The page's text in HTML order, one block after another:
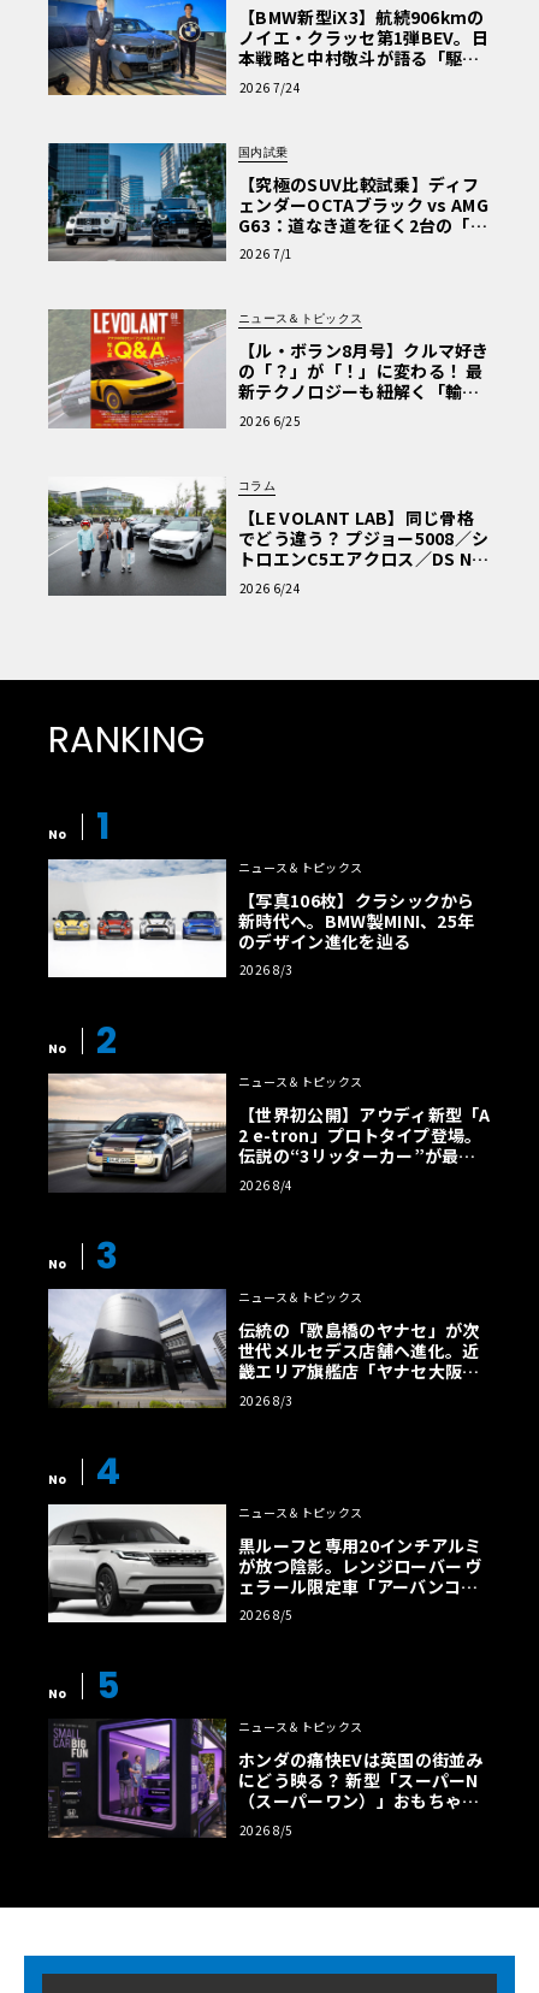
【BMW新型iX3】航続906kmの
ノイエ・クラッセ第1弾BEV。日
本戦略と中村敬斗が語る「駆け
ぬける歓び」
2026 7/24
国内試乗
【究極のSUV比較試乗】ディフ
ェンダーOCTAブラック vs AMG
G63：道なき道を征く2台の「対
極的アプローチ」
2026 7/1
ニュース＆トピックス
【ル・ボラン8月号】クルマ好き
の「？」が「！」に変わる！ 最
新テクノロジーも紐解く「輸入
車Q&A」
2026 6/25
コラム
【LE VOLANT LAB】同じ骨格
でどう違う？ プジョー5008／シ
トロエンC5エアクロス／DS Nº4
読者一気乗りレポート
2026 6/24
RANKING
No 1
ニュース＆トピックス
【写真106枚】クラシックから
新時代へ。BMW製MINI、25年
のデザイン進化を辿る
2026 8/3
No 2
ニュース＆トピックス
【世界初公開】アウディ新型「A
2 e-tron」プロトタイプ登場。
伝説の“3リッターカー”が最高
効率エントリーBEVとして復活
【画像38枚】
2026 8/4
No 3
ニュース＆トピックス
伝統の「歌島橋のヤナセ」が次
世代メルセデス店舗へ進化。近
畿エリア旗艦店「ヤナセ大阪支
店」がリニューアル
2026 8/3
No 4
ニュース＆トピックス
黒ルーフと専用20インチアルミ
が放つ陰影。レンジローバー ヴ
ェラール限定車「アーバンコン
トラスト・エディション」登場
2026 8/5
No 5
ニュース＆トピックス
ホンダの痛快EVは英国の街並み
にどう映る？ 新型「スーパーN
（スーパーワン）」おもちゃ箱
ツアーの全貌
2026 8/5